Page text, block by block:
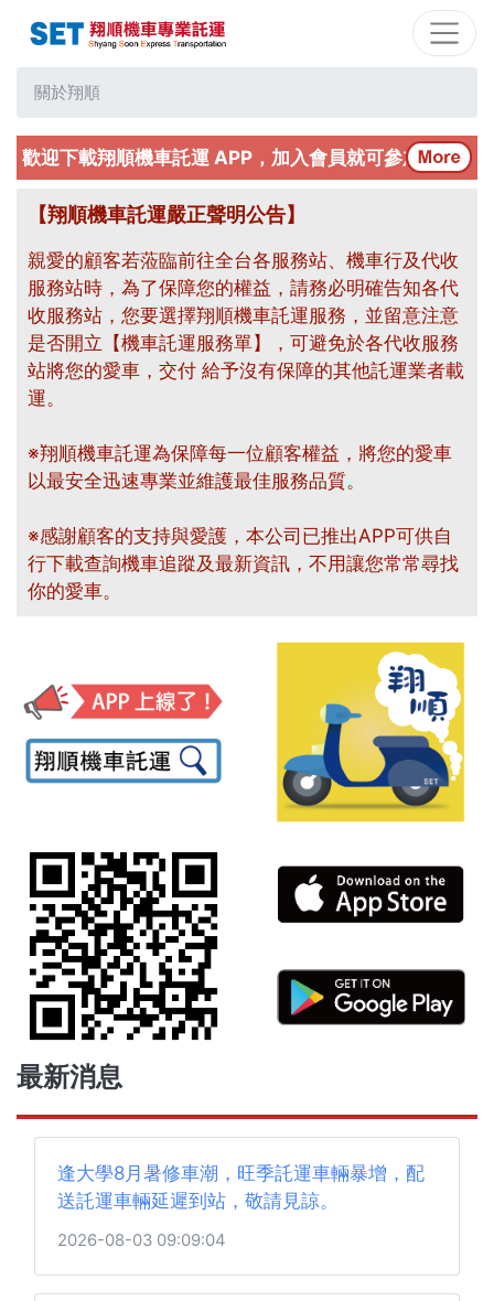
關於翔順
歡迎下載翔順機車託運 APP，加入會員就可參加優惠活
【翔順機車託運嚴正聲明公告】
親愛的顧客若蒞臨前往全台各服務站、機車行及代收
服務站時，為了保障您的權益，請務必明確告知各代
收服務站，您要選擇翔順機車託運服務，並留意注意
是否開立【機車託運服務單】，可避免於各代收服務
站將您的愛車，交付 給予沒有保障的其他託運業者載
運。
※翔順機車託運為保障每一位顧客權益，將您的愛車
以最安全迅速專業並維護最佳服務品質。
※感謝顧客的支持與愛護，本公司已推出APP可供自
行下載查詢機車追蹤及最新資訊，不用讓您常常尋找
你的愛車。
最新消息
逢大學8月暑修車潮，旺季託運車輛暴增，配
送託運車輛延遲到站，敬請見諒。
2026-08-03 09:09:04